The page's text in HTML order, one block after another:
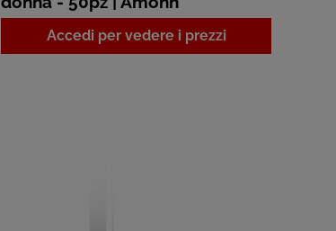
Accedi per vedere i prezzi